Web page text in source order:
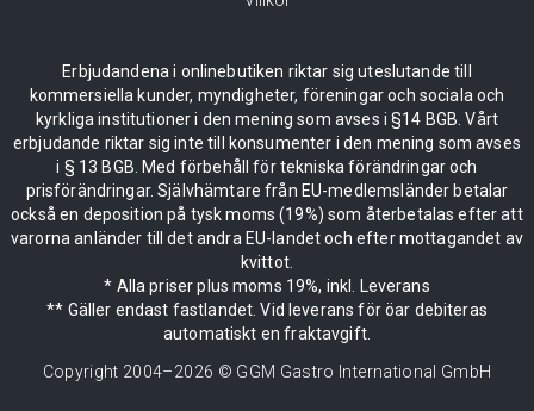
Erbjudandena i onlinebutiken riktar sig uteslutande till
kommersiella kunder, myndigheter, föreningar och sociala och
kyrkliga institutioner i den mening som avses i §14 BGB. Vårt
erbjudande riktar sig inte till konsumenter i den mening som avses
i § 13 BGB. Med förbehåll för tekniska förändringar och
prisförändringar. Självhämtare från EU-medlemsländer betalar
också en deposition på tysk moms (19%) som återbetalas efter att
varorna anländer till det andra EU-landet och efter mottagandet av
kvittot.
* Alla priser plus moms 19%, inkl. Leverans
** Gäller endast fastlandet. Vid leverans för öar debiteras
automatiskt en fraktavgift.
Copyright 2004–2026 © GGM Gastro International GmbH